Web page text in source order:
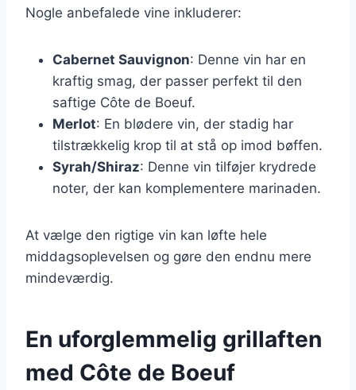
Nogle anbefalede vine inkluderer:
Cabernet Sauvignon: Denne vin har en
kraftig smag, der passer perfekt til den
saftige Côte de Boeuf.
Merlot: En blødere vin, der stadig har
tilstrækkelig krop til at stå op imod bøffen.
Syrah/Shiraz: Denne vin tilføjer krydrede
noter, der kan komplementere marinaden.
At vælge den rigtige vin kan løfte hele
middagsoplevelsen og gøre den endnu mere
mindeværdig.
En uforglemmelig grillaften
med Côte de Boeuf